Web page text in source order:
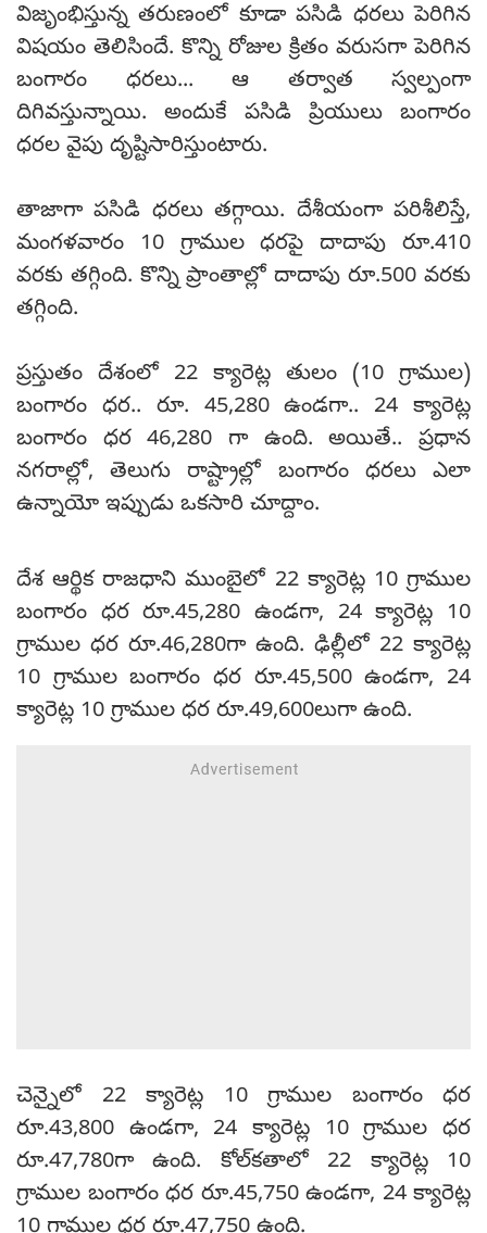
విజృంభిస్తున్న తరుణంలో కూడా పసిడి ధరలు పెరిగిన
విషయం తెలిసిందే. కొన్ని రోజుల క్రితం వరుసగా పెరిగిన
బంగారం ధరలు... ఆ తర్వాత స్వల్పంగా
దిగివస్తున్నాయి. అందుకే పసిడి ప్రియులు బంగారం
ధరల వైపు దృష్టిసారిస్తుంటారు.
తాజాగా పసిడి ధరలు తగ్గాయి. దేశీయంగా పరిశీలిస్తే,
మంగళవారం 10 గ్రాముల ధరపై దాదాపు రూ.410
వరకు తగ్గింది. కొన్ని ప్రాంతాల్లో దాదాపు రూ.500 వరకు
తగ్గింది.
ప్రస్తుతం దేశంలో 22 క్యారెట్ల తులం (10 గ్రాముల)
బంగారం ధర.. రూ. 45,280 ఉండగా.. 24 క్యారెట్ల
బంగారం ధర 46,280 గా ఉంది. అయితే.. ప్రధాన
నగరాల్లో, తెలుగు రాష్ట్రాల్లో బంగారం ధరలు ఎలా
ఉన్నాయో ఇప్పుడు ఒకసారి చూద్దాం.
దేశ ఆర్థిక రాజధాని ముంబైలో 22 క్యారెట్ల 10 గ్రాముల
బంగారం ధర రూ.45,280 ఉండగా, 24 క్యారెట్ల 10
గ్రాముల ధర రూ.46,280గా ఉంది. ఢిల్లీలో 22 క్యారెట్ల
10 గ్రాముల బంగారం ధర రూ.45,500 ఉండగా, 24
క్యారెట్ల 10 గ్రాముల ధర రూ.49,600లుగా ఉంది.
చెన్నైలో 22 క్యారెట్ల 10 గ్రాముల బంగారం ధర
రూ.43,800 ఉండగా, 24 క్యారెట్ల 10 గ్రాముల ధర
రూ.47,780గా ఉంది. కోల్‌కతాలో 22 క్యారెట్ల 10
గ్రాముల బంగారం ధర రూ.45,750 ఉండగా, 24 క్యారెట్ల